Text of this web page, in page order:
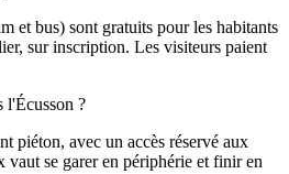
et bus) sont gratuits pour les habitants
sur inscription. Les visiteurs paient
l'Écusson ?
piéton, avec un accès réservé aux
se garer en périphérie et finir en